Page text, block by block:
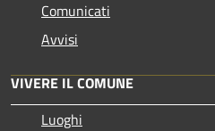
Comunicati
Avvisi
VIVERE IL COMUNE
Luoghi